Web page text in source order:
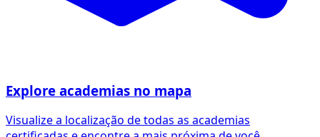
Explore academias no mapa
Visualize a localização de todas as academias